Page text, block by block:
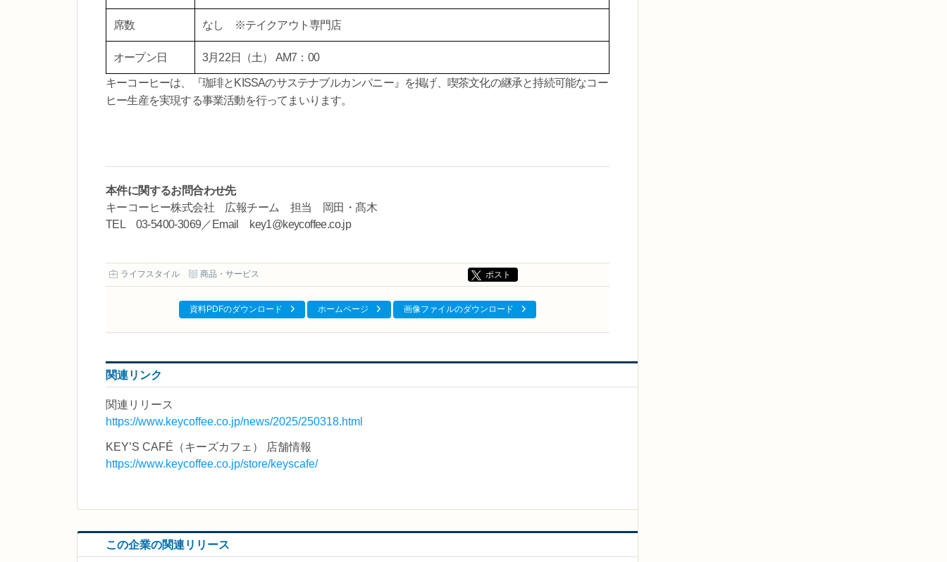
席数 なし ※テイクアウト専門店
オープン日 3月22日（土） AM7：00
キーコーヒーは、『珈琲とKISSAのサステナブルカンパニー』を掲げ、喫茶文化の継承と持続可能なコー
ヒー生産を実現する事業活動を行ってまいります。
本件に関するお問合わせ先
キーコーヒー株式会社 広報チーム 担当 岡田・髙木
TEL 03-5400-3069／Email key1@keycoffee.co.jp
ライフスタイル 商品・サービス ポスト
資料PDFのダウンロード ホームページ 画像ファイルのダウンロード
関連リンク
関連リリース
https://www.keycoffee.co.jp/news/2025/250318.html
KEY’S CAFÉ（キーズカフェ） 店舗情報
https://www.keycoffee.co.jp/store/keyscafe/
この企業の関連リリース